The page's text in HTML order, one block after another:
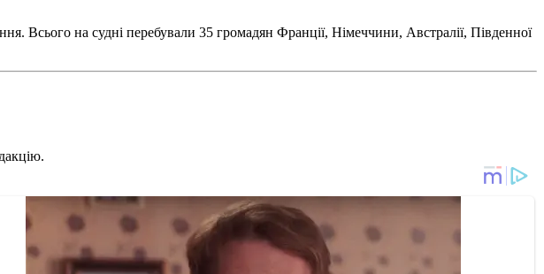
Всього на судні перебували 35 громадян Франції, Німеччини, Австралії, Південної